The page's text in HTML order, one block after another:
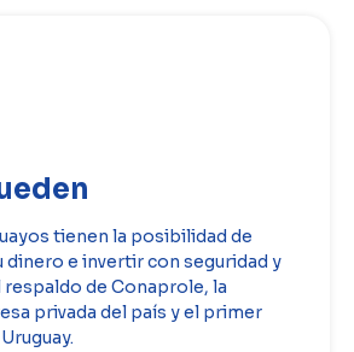
tienen la posibilidad de
dinero e invertir con seguridad y
respaldo de Conaprole, la
privada del país y el primer